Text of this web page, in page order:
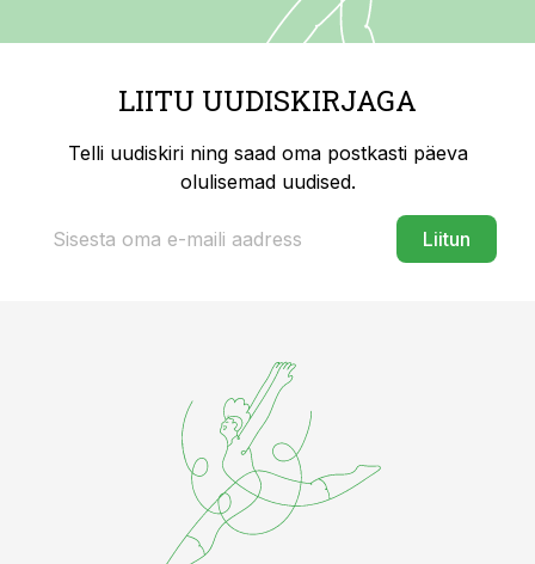
LIITU UUDISKIRJAGA
Telli uudiskiri ning saad oma postkasti päeva
olulisemad uudised.
Liitun